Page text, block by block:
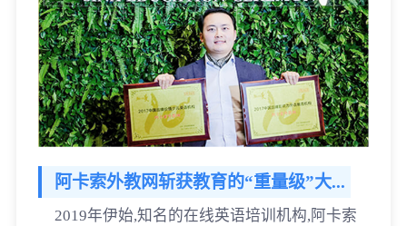
阿卡索外教网斩获教育的“重量级”大...
2019年伊始,知名的在线英语培训机构,阿卡索